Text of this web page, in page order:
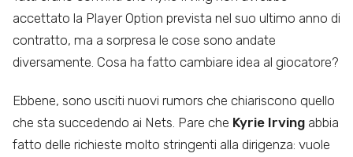
accettato la Player Option prevista nel suo ultimo anno di
contratto, ma a sorpresa le cose sono andate
diversamente. Cosa ha fatto cambiare idea al giocatore?
Ebbene, sono usciti nuovi rumors che chiariscono quello
che sta succedendo ai Nets. Pare che Kyrie Irving abbia
fatto delle richieste molto stringenti alla dirigenza: vuole